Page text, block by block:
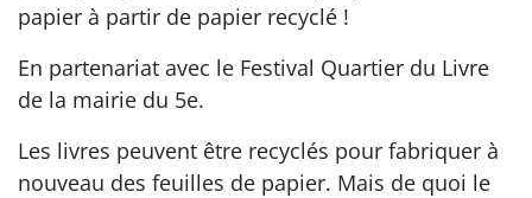
papier à partir de papier recyclé !
En partenariat avec le Festival Quartier du Livre
de la mairie du 5e.
Les livres peuvent être recyclés pour fabriquer à
nouveau des feuilles de papier. Mais de quoi le